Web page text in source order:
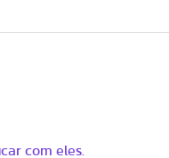
com eles.